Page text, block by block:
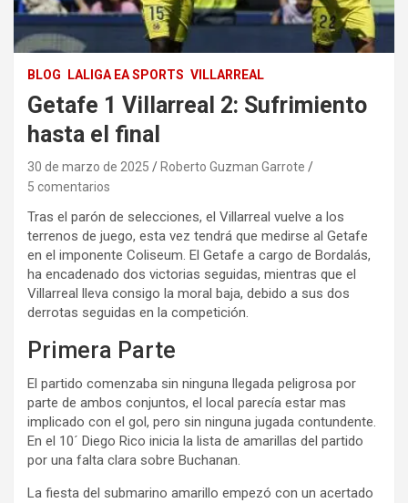
BLOG LALIGA EA SPORTS VILLARREAL
Getafe 1 Villarreal 2: Sufrimiento
hasta el final
30 de marzo de 2025
Roberto Guzman Garrote
5 comentarios
Tras el parón de selecciones, el Villarreal vuelve a los
terrenos de juego, esta vez tendrá que medirse al Getafe
en el imponente Coliseum. El Getafe a cargo de Bordalás,
ha encadenado dos victorias seguidas, mientras que el
Villarreal lleva consigo la moral baja, debido a sus dos
derrotas seguidas en la competición.
Primera Parte
El partido comenzaba sin ninguna llegada peligrosa por
parte de ambos conjuntos, el local parecía estar mas
implicado con el gol, pero sin ninguna jugada contundente.
En el 10´ Diego Rico inicia la lista de amarillas del partido
por una falta clara sobre Buchanan.
La fiesta del submarino amarillo empezó con un acertado